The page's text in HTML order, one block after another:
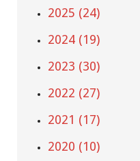
2025 (24)
2024 (19)
2023 (30)
2022 (27)
2021 (17)
2020 (10)